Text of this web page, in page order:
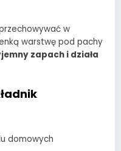
w
warstwę pod pachy
zapach i działa
domowych